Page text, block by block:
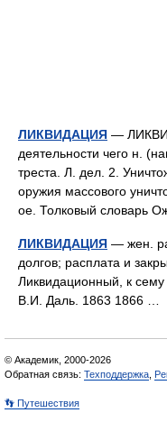
ЛИКВИДАЦИЯ —
деятельности чего н.
треста. Л. дел. 2.
оружия массового
ое. Толковый словарь
ЛИКВИДАЦИЯ — жен.
долгов; расплата и
Ликвидационный, к
В.И. Даль. 1863 1866 …
© Академик, 2000-2026
Обратная связь: Техподдержка
👣 Путешествия